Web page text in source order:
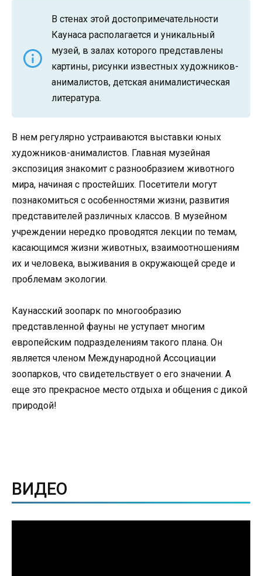
В стенах этой достопримечательности
Каунаса располагается и уникальный
музей, в залах которого представлены
картины, рисунки известных художников-
анималистов, детская анималистическая
литература.
В нем регулярно устраиваются выставки юных
художников-анималистов. Главная музейная
экспозиция знакомит с разнообразием животного
мира, начиная с простейших. Посетители могут
познакомиться с особенностями жизни, развития
представителей различных классов. В музейном
учреждении нередко проводятся лекции по темам,
касающимся жизни животных, взаимоотношениям
их и человека, выживания в окружающей среде и
проблемам экологии.
Каунасский зоопарк по многообразию
представленной фауны не уступает многим
европейским подразделениям такого плана. Он
является членом Международной Ассоциации
зоопарков, что свидетельствует о его значении. А
еще это прекрасное место отдыха и общения с дикой
природой!
ВИДЕО